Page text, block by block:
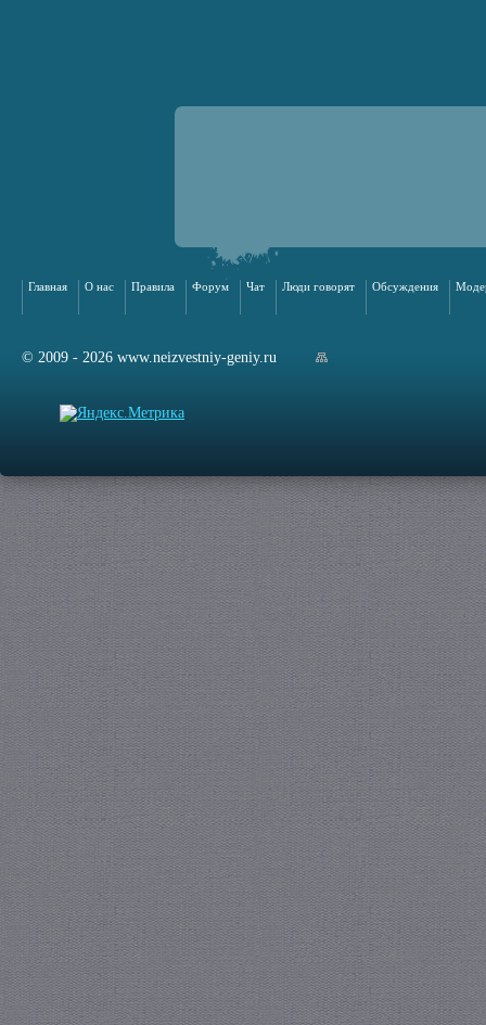
Главная О нас Правила Форум Чат Люди говорят Обсуждения
© 2009 - 2026 www.neizvestniy-geniy.ru
сайта